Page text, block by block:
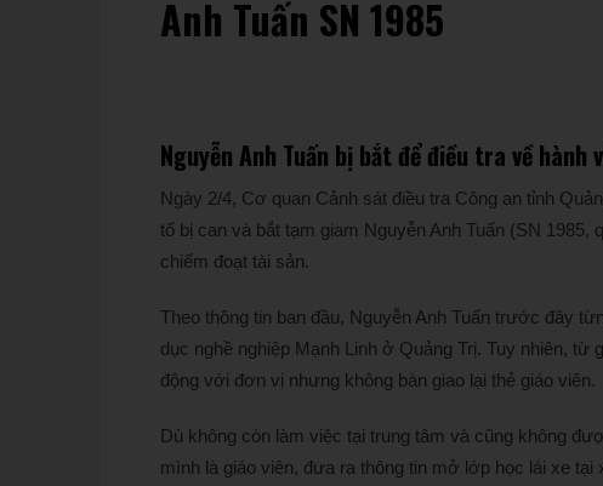
Anh Tuấn SN 1985
Nguyễn Anh Tuấn bị bắt để điều tra về hành
Ngày 2/4, Cơ quan Cảnh sát điều tra Công an tỉnh
tố bị can và bắt tạm giam Nguyễn Anh Tuấn (SN
chiếm đoạt tài sản.
Theo thông tin ban đầu, Nguyễn Anh Tuấn trước đây
dục nghề nghiệp Mạnh Linh ở Quảng Trị. Tuy nhiên,
động với đơn vị nhưng không bàn giao lại thẻ giáo viên.
Dù không còn làm việc tại trung tâm và cũng không
mình là giáo viên, đưa ra thông tin mở lớp học lái xe